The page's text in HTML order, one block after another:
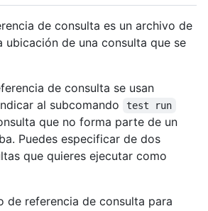
de consulta es un archivo de
de una consulta que se
de consulta se usan
al subcomando
test run
que no forma parte de un
Puedes especificar de dos
que quieres ejecutar como
de referencia de consulta para